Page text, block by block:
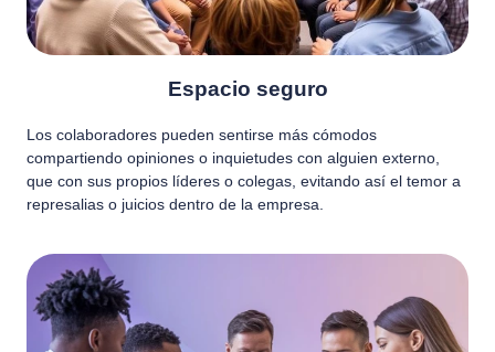
Espacio seguro
Los colaboradores pueden sentirse más cómodos
compartiendo opiniones o inquietudes con alguien externo,
que con sus propios líderes o colegas, evitando así el temor a
represalias o juicios dentro de la empresa.